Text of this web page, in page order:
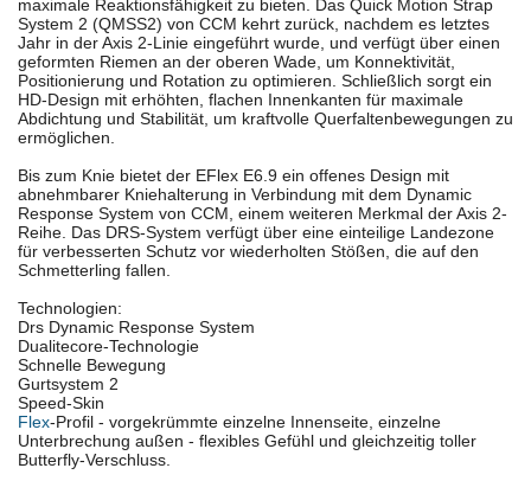
maximale Reaktionsfähigkeit zu bieten. Das Quick Motion Strap
System 2 (QMSS2) von CCM kehrt zurück, nachdem es letztes
Jahr in der Axis 2-Linie eingeführt wurde, und verfügt über einen
geformten Riemen an der oberen Wade, um Konnektivität,
Positionierung und Rotation zu optimieren. Schließlich sorgt ein
HD-Design mit erhöhten, flachen Innenkanten für maximale
Abdichtung und Stabilität, um kraftvolle Querfaltenbewegungen zu
ermöglichen.
Bis zum Knie bietet der EFlex E6.9 ein offenes Design mit
abnehmbarer Kniehalterung in Verbindung mit dem Dynamic
Response System von CCM, einem weiteren Merkmal der Axis 2-
Reihe. Das DRS-System verfügt über eine einteilige Landezone
für verbesserten Schutz vor wiederholten Stößen, die auf den
Schmetterling fallen.
Technologien:
Drs Dynamic Response System
Dualitecore-Technologie
Schnelle Bewegung
Gurtsystem 2
Speed-Skin
Flex-Profil - vorgekrümmte einzelne Innenseite, einzelne
Unterbrechung außen - flexibles Gefühl und gleichzeitig toller
Butterfly-Verschluss.